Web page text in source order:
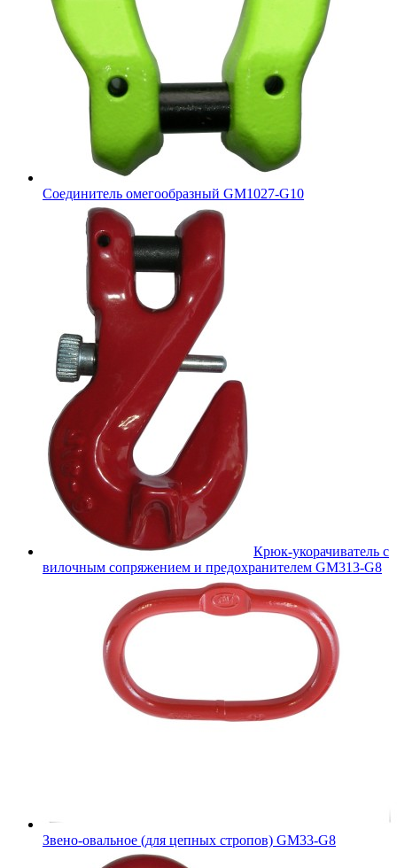
Соединитель омегообразный GM1027-G10
Крюк-укорачиватель с
вилочным сопряжением и предохранителем GM313-G8
Звено-овальное (для цепных стропов) GM33-G8